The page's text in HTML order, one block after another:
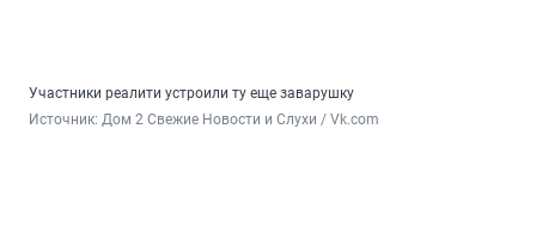
Участники реалити устроили ту еще заварушку
Источник: Дом 2 Свежие Новости и Слухи / Vk.com